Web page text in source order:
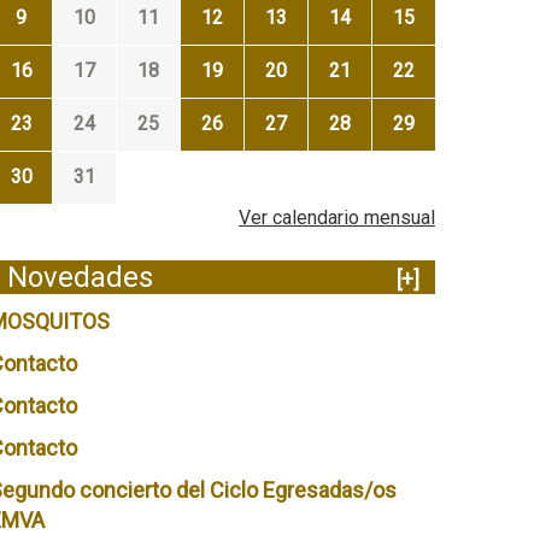
9 10 11 12 13 14 15
16 17 18 19 20 21 22
23 24 25 26 27 28 29
30
31
Ver calendario mensual
Novedades
[+]
concierto del Ciclo Egresadas/os